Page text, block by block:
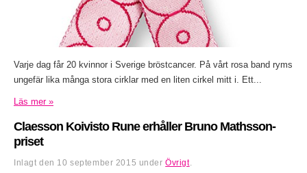
Varje dag får 20 kvinnor i Sverige bröstcancer. På vårt rosa band ryms
ungefär lika många stora cirklar med en liten cirkel mitt i. Ett...
Läs mer »
Claesson Koivisto Rune erhåller Bruno Mathsson-
priset
Inlagt den 10 september 2015 underÖvrigt.